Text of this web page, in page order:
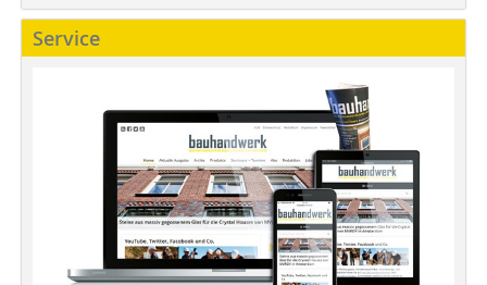
Service